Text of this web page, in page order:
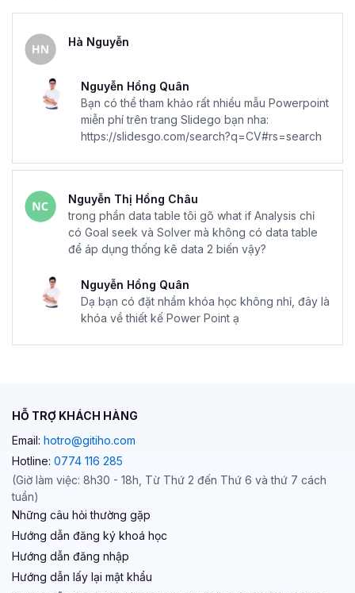
Hà Nguyễn
Nguyễn Hồng Quân
Bạn có thể tham khảo rất nhiều mẫu Powerpoint
miễn phí trên trang Slidego bạn nha:
https://slidesgo.com/search?q=CV#rs=search
Nguyễn Thị Hồng Châu
trong phần data table tôi gõ what if Analysis chỉ
có Goal seek và Solver mà không có data table
để áp dụng thống kê data 2 biến vậy?
Nguyễn Hồng Quân
Dạ bạn có đặt nhầm khóa học không nhỉ, đây là
khóa về thiết kế Power Point ạ
HỖ TRỢ KHÁCH HÀNG
Email: hotro@gitiho.com
Hotline: 0774 116 285
(Giờ làm việc: 8h30 - 18h, Từ Thứ 2 đến Thứ 6 và thứ 7 cách
tuần)
Những câu hỏi thường gặp
Hướng dẫn đăng ký khoá học
Hướng dẫn đăng nhập
Hướng dẫn lấy lại mật khẩu